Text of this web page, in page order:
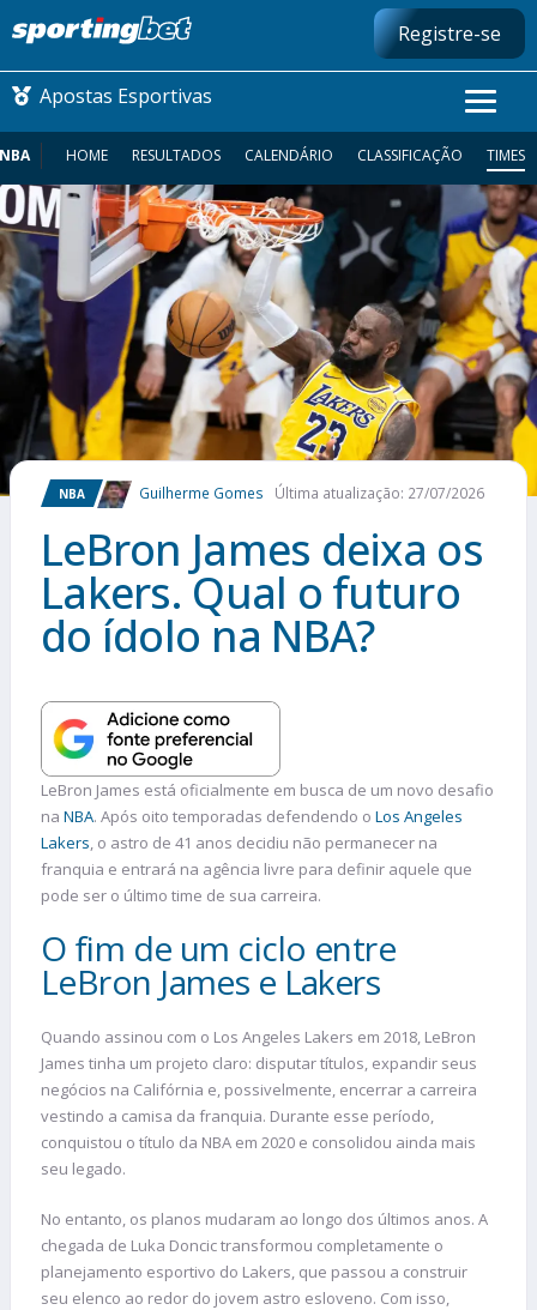
Registre-se
Apostas Esportivas
CONMEBOL LIBERTADORES
FUTEBOL NACIONAL
FUTEBOL INTERNACIONAL
COMO APOSTAR
MAIS ESPORTES
NBA HOME RESULTADOS CALENDÁRIO CLASSIFICAÇÃO TIMES
NBA Guilherme Gomes Última atualização: 27/07/2026
LeBron James deixa os
Lakers. Qual o futuro
do ídolo na NBA?
LeBron James está oficialmente em busca de um novo desafio
na NBA. Após oito temporadas defendendo o Los Angeles
Lakers, o astro de 41 anos decidiu não permanecer na
franquia e entrará na agência livre para definir aquele que
pode ser o último time de sua carreira.
O fim de um ciclo entre
LeBron James e Lakers
Quando assinou com o Los Angeles Lakers em 2018, LeBron
James tinha um projeto claro: disputar títulos, expandir seus
negócios na Califórnia e, possivelmente, encerrar a carreira
vestindo a camisa da franquia. Durante esse período,
conquistou o título da NBA em 2020 e consolidou ainda mais
seu legado.
No entanto, os planos mudaram ao longo dos últimos anos. A
chegada de Luka Doncic transformou completamente o
planejamento esportivo do Lakers, que passou a construir
seu elenco ao redor do jovem astro esloveno. Com isso,